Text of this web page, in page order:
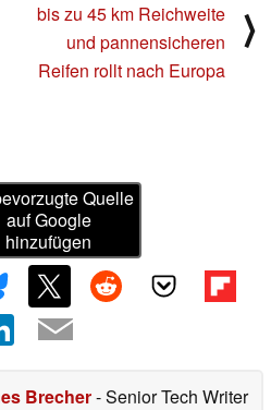
bis zu 45 km Reichweite
und pannensicheren
Reifen rollt nach Europa
⟩
Quelle
auf Google
hinzufügen
Brecher- Senior Tech Writer